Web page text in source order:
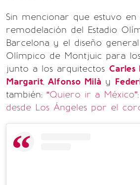
Sin mencionar que estuvo
remodelación del Estadio
Barcelona y el diseño
Olímpico de Montjuic para
junto a los arquitectos Carles
Margarit, Alfonso Milà y
también: “Quiero ir a
desde Los Ángeles por el